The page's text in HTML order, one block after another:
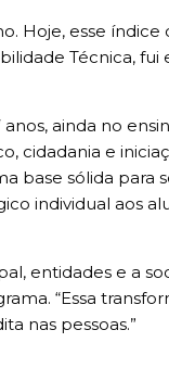
Hoje, esse
Técnica,
ainda no
cidadania e
base sólida para
individual aos
entidades e a
“Essa
nas pessoas.”